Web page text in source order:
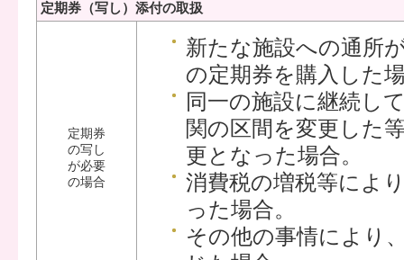
定期券（写し）添付の取扱
定期券
の写し
が必要
の場合
新たな施設への通所
の定期券を購入した
同一の施設に継続し
関の区間を変更した
更となった場合。
消費税の増税等によ
った場合。
その他の事情により